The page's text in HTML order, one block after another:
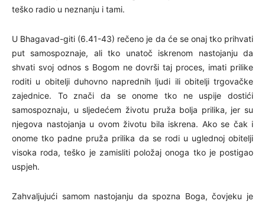
teško radio u neznanju i tami.
U Bhagavad-giti (6.41-43) rečeno je da će se onaj tko prihvati
put samospoznaje, ali tko unatoč iskrenom nastojanju da
shvati svoj odnos s Bogom ne dovrši taj proces, imati prilike
roditi u obitelji duhovno naprednih ljudi ili obitelji trgovačke
zajednice. To znači da se onome tko ne uspije dostići
samospoznaju, u sljedećem životu pruža bolja prilika, jer su
njegova nastojanja u ovom životu bila iskrena. Ako se čak i
onome tko padne pruža prilika da se rodi u uglednoj obitelji
visoka roda, teško je zamisliti položaj onoga tko je postigao
uspjeh.
Zahvaljujući samom nastojanju da spozna Boga, čovjeku je